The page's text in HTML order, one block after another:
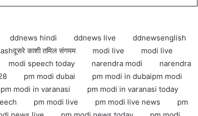
ddnews hindi ddnews live
ddnewsenglish
काशी तमिल संगमम modi live
modi live
modi speech today narendra modi
narendra
pm modi dubai
pm modi in dubaipm modi
pm modi in varanasi
pm modi in varanasi today
pm modi live pm modi live news
pm